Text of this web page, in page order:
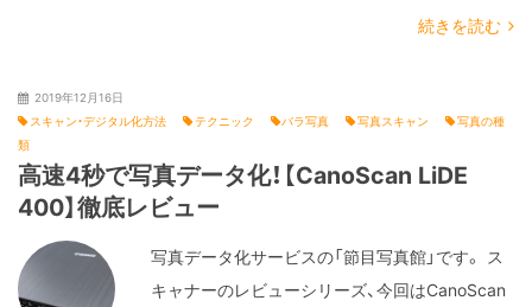
続きを読む
2019年12月16日
スキャン・デジタル化方法
テクニック バラ写真 写真スキャン
写真の種
類
高速4秒で写真データ化！【CanoScan LiDE
400】徹底レビュー
写真データ化サービスの「節目写真館」です。 ス
キャナーのレビューシリーズ、今回はCanoScan